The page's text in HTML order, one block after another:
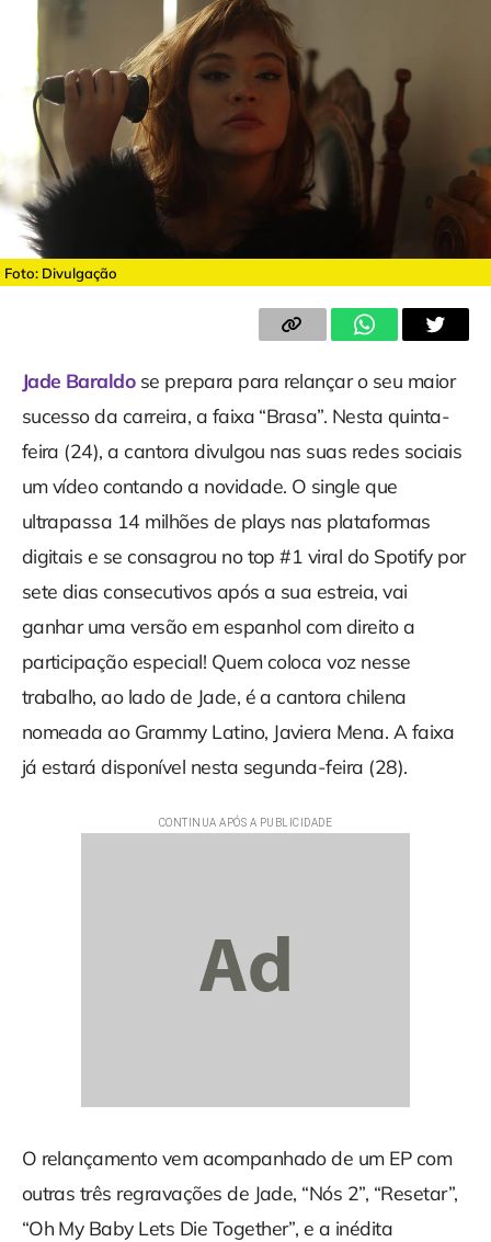
Foto: Divulgação
Jade Baraldose prepara para relançar o seu maior
sucesso da carreira, a faixa “Brasa”. Nesta quinta-
feira (24), a cantora divulgou nas suas redes sociais
um vídeo contando a novidade. O single que
ultrapassa 14 milhões de plays nas plataformas
digitais e se consagrou no top #1 viral do Spotify por
sete dias consecutivos após a sua estreia, vai
ganhar uma versão em espanhol com direito a
participação especial! Quem coloca voz nesse
trabalho, ao lado de Jade, é a cantora chilena
nomeada ao Grammy Latino, Javiera Mena. A faixa
já estará disponível nesta segunda-feira (28).
O relançamento vem acompanhado de um EP com
outras três regravações de Jade, “Nós 2”, “Resetar”,
“Oh My Baby Lets Die Together”, e a inédita